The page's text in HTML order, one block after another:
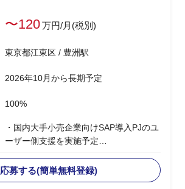
〜120万円/月(税別)
東京都江東区 / 豊洲駅
2026年10月から長期予定
100%
・国内大手小売企業向けSAP導入PJのユ
ーザー側支援を実施予定
月)を担当
・顧客社内の合意形成
応募する(簡単無料登録)